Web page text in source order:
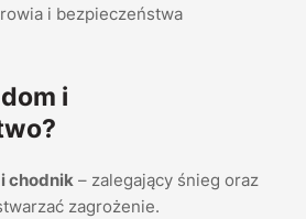
i bezpieczeństwa
i
chodnik – zalegający śnieg oraz
zagrożenie.